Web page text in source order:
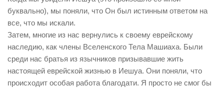
буквально), мы поняли, что Он был истинным ответом на
все, что мы искали.
Затем, многие из нас вернулись к своему еврейскому
наследию, как члены Вселенского Тела Машиаха. Были
среди нас братья из язычников призывавшие жить
настоящей еврейской жизнью в Иешуа. Они поняли, что
происходит особая работа благодати. Я просто не смог бы